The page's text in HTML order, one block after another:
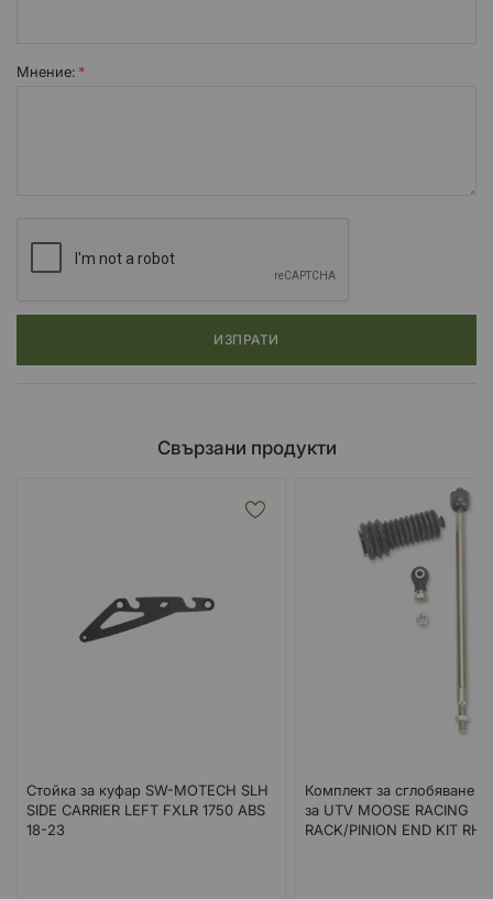
Мнение:
ИЗПРАТИ
Свързани продукти
Стойка за куфар SW-MOTECH SLH
SIDE CARRIER LEFT FXLR 1750 ABS
18-23
Комплект за сглобяване
за UTV MOOSE RACING
RACK/PINION END KIT RH